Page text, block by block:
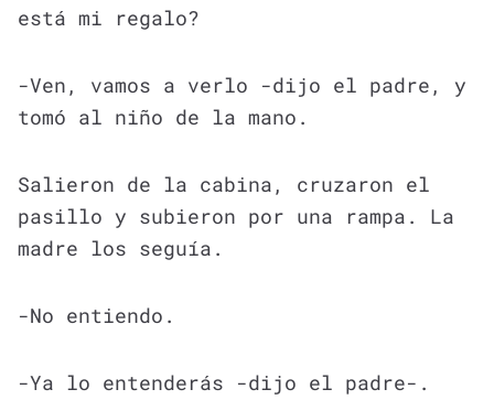
está mi regalo?
-Ven, vamos a verlo -dijo el padre, y
tomó al niño de la mano.
Salieron de la cabina, cruzaron el
pasillo y subieron por una rampa. La
madre los seguía.
-No entiendo.
-Ya lo entenderás -dijo el padre-.